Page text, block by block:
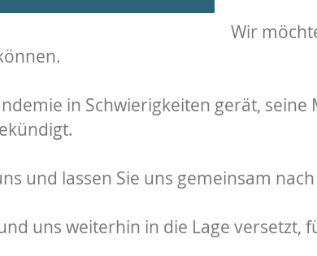
Wir
in Schwierigkeiten gerät,
und lassen Sie uns gemeinsam
uns weiterhin in die Lage versetzt,